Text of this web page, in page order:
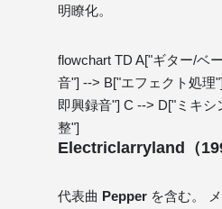
明瞭化。
flowchart TD A["ギター/ベ
音"] --> B["エフェクト処理
即興録音"] C --> D["ミキシ
整"]
Electriclarryland（
代表曲 Pepper を含む。